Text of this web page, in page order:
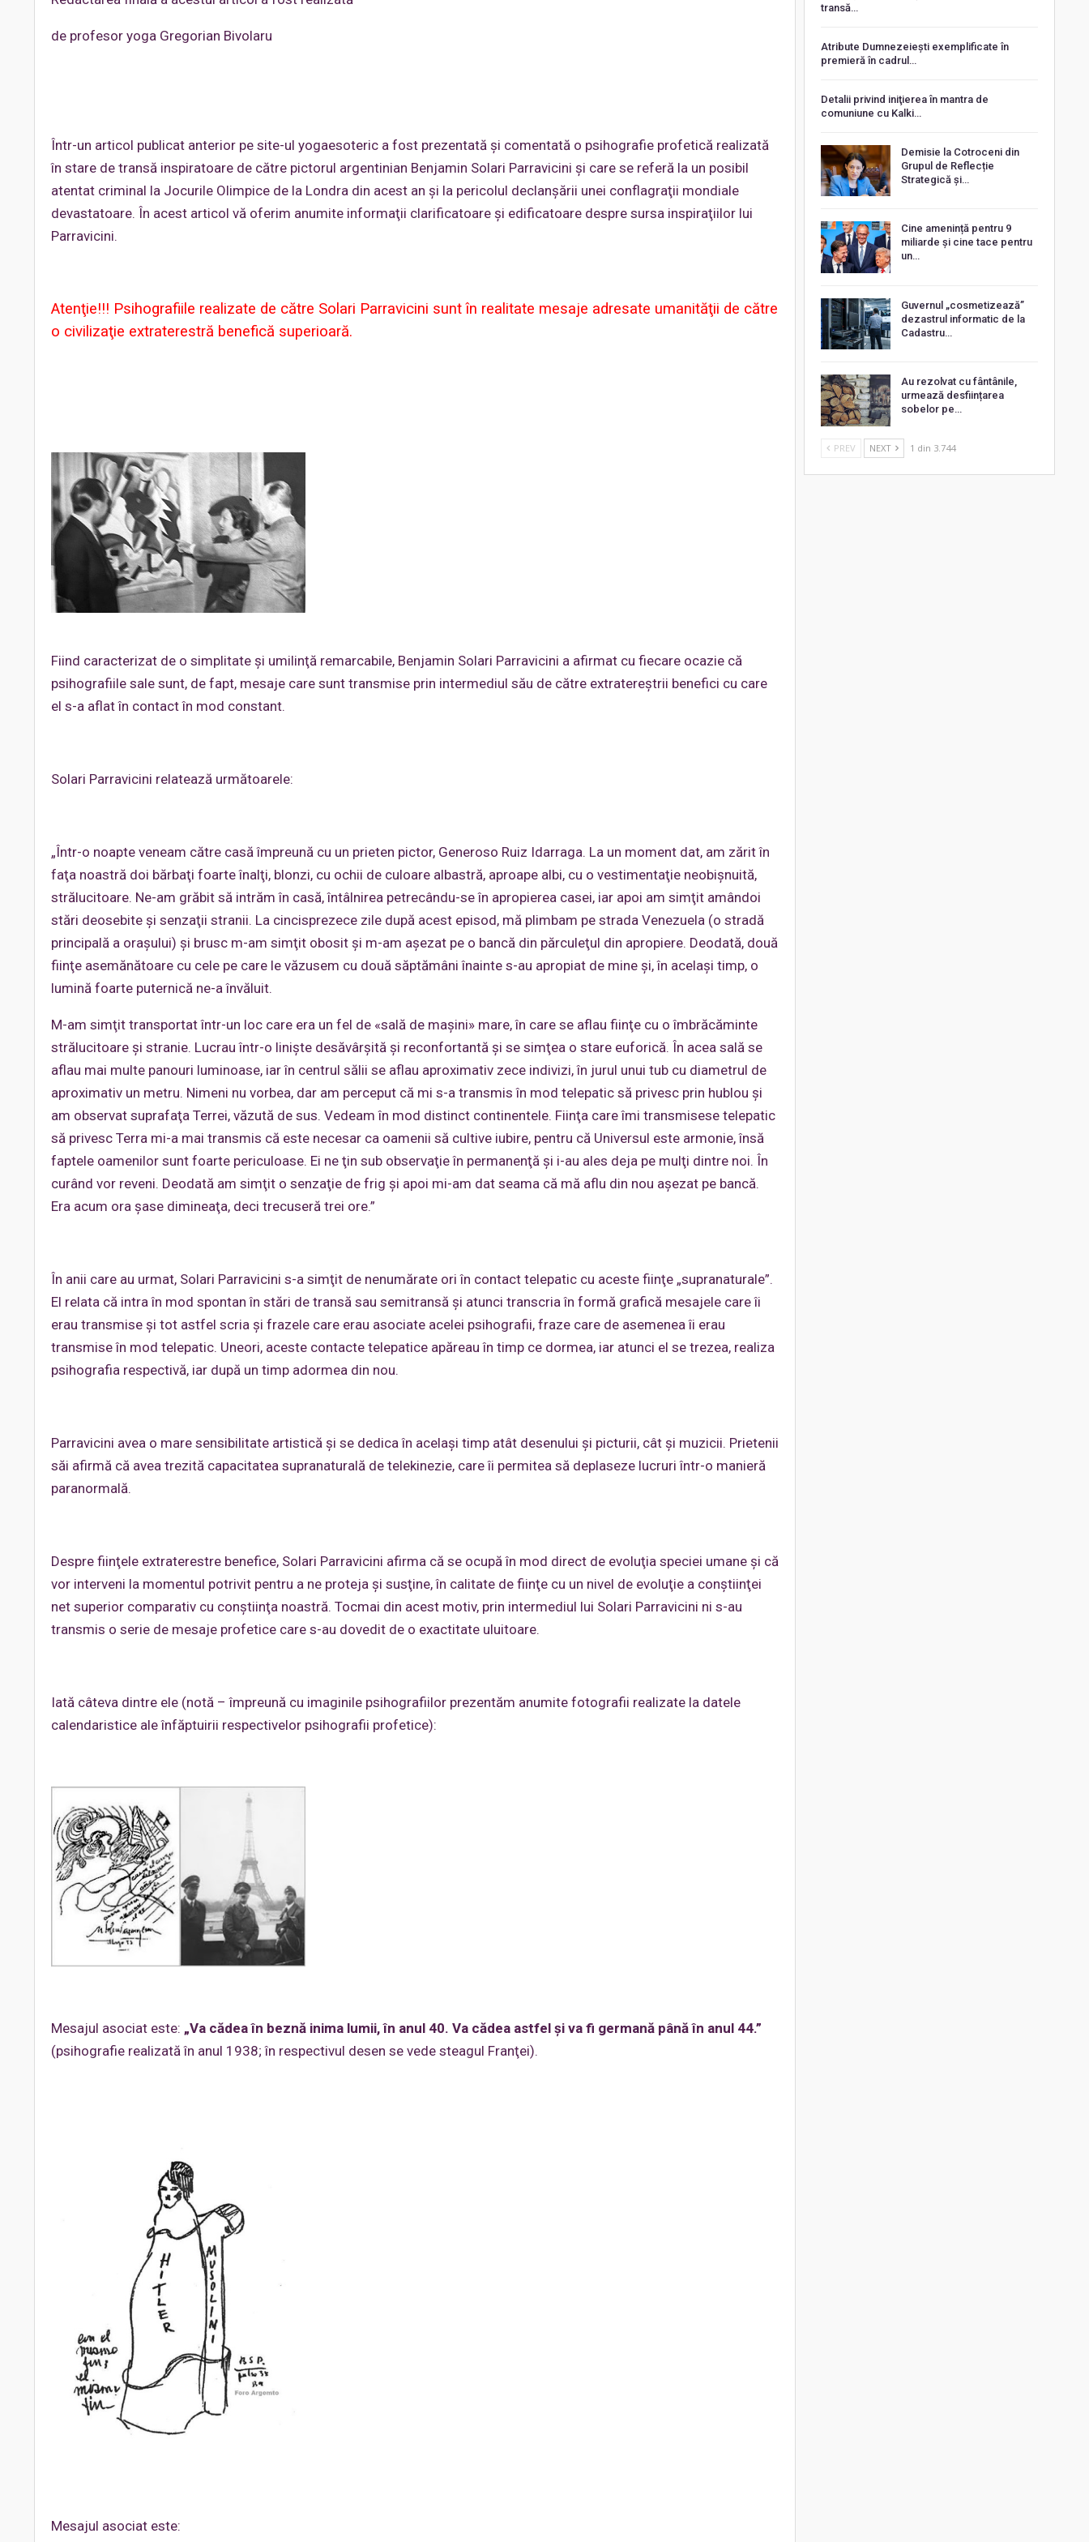
de profesor yoga Gregorian Bivolaru
Într-un articol publicat anterior pe site-ul yogaesoteric a fost prezentată şi comentată o psihografie profetică realizată
în stare de transă inspiratoare de către pictorul argentinian Benjamin Solari Parravicini şi care se referă la un posibil
atentat criminal la Jocurile Olimpice de la Londra din acest an şi la pericolul declanşării unei conflagraţii mondiale
devastatoare. În acest articol vă oferim anumite informaţii clarificatoare şi edificatoare despre sursa inspiraţiilor lui
Parravicini.
Atenţie!!! Psihografiile realizate de către Solari Parravicini sunt în realitate mesaje adresate umanităţii de către
o civilizaţie extraterestră benefică superioară.
Fiind caracterizat de o simplitate şi umilinţă remarcabile, Benjamin Solari Parravicini a afirmat cu fiecare ocazie că
psihografiile sale sunt, de fapt, mesaje care sunt transmise prin intermediul său de către extratereştrii benefici cu care
el s-a aflat în contact în mod constant.
Solari Parravicini relatează următoarele:
„Într-o noapte veneam către casă împreună cu un prieten pictor, Generoso Ruiz Idarraga. La un moment dat, am zărit în
faţa noastră doi bărbaţi foarte înalţi, blonzi, cu ochii de culoare albastră, aproape albi, cu o vestimentaţie neobişnuită,
strălucitoare. Ne-am grăbit să intrăm în casă, întâlnirea petrecându-se în apropierea casei, iar apoi am simţit amândoi
stări deosebite şi senzaţii stranii. La cincisprezece zile după acest episod, mă plimbam pe strada Venezuela (o stradă
principală a oraşului) şi brusc m-am simţit obosit şi m-am aşezat pe o bancă din părculeţul din apropiere. Deodată, două
fiinţe asemănătoare cu cele pe care le văzusem cu două săptămâni înainte s-au apropiat de mine şi, în acelaşi timp, o
lumină foarte puternică ne-a învăluit.
M-am simţit transportat într-un loc care era un fel de «sală de maşini» mare, în care se aflau fiinţe cu o îmbrăcăminte
strălucitoare şi stranie. Lucrau într-o linişte desăvârşită şi reconfortantă şi se simţea o stare euforică. În acea sală se
aflau mai multe panouri luminoase, iar în centrul sălii se aflau aproximativ zece indivizi, în jurul unui tub cu diametrul de
aproximativ un metru. Nimeni nu vorbea, dar am perceput că mi s-a transmis în mod telepatic să privesc prin hublou şi
am observat suprafaţa Terrei, văzută de sus. Vedeam în mod distinct continentele. Fiinţa care îmi transmisese telepatic
să privesc Terra mi-a mai transmis că este necesar ca oamenii să cultive iubire, pentru că Universul este armonie, însă
faptele oamenilor sunt foarte periculoase. Ei ne ţin sub observaţie în permanenţă şi i-au ales deja pe mulţi dintre noi. În
curând vor reveni. Deodată am simţit o senzaţie de frig şi apoi mi-am dat seama că mă aflu din nou aşezat pe bancă.
Era acum ora şase dimineaţa, deci trecuseră trei ore.”
În anii care au urmat, Solari Parravicini s-a simţit de nenumărate ori în contact telepatic cu aceste fiinţe „supranaturale”.
El relata că intra în mod spontan în stări de transă sau semitransă şi atunci transcria în formă grafică mesajele care îi
erau transmise şi tot astfel scria şi frazele care erau asociate acelei psihografii, fraze care de asemenea îi erau
transmise în mod telepatic. Uneori, aceste contacte telepatice apăreau în timp ce dormea, iar atunci el se trezea, realiza
psihografia respectivă, iar după un timp adormea din nou.
Parravicini avea o mare sensibilitate artistică şi se dedica în acelaşi timp atât desenului şi picturii, cât şi muzicii. Prietenii
săi afirmă că avea trezită capacitatea supranaturală de telekinezie, care îi permitea să deplaseze lucruri într-o manieră
paranormală.
Despre fiinţele extraterestre benefice, Solari Parravicini afirma că se ocupă în mod direct de evoluţia speciei umane şi că
vor interveni la momentul potrivit pentru a ne proteja şi susţine, în calitate de fiinţe cu un nivel de evoluţie a conştiinţei
net superior comparativ cu conştiinţa noastră. Tocmai din acest motiv, prin intermediul lui Solari Parravicini ni s-au
transmis o serie de mesaje profetice care s-au dovedit de o exactitate uluitoare.
Iată câteva dintre ele (notă – împreună cu imaginile psihografiilor prezentăm anumite fotografii realizate la datele
calendaristice ale înfăptuirii respectivelor psihografii profetice):
Mesajul asociat este: „Va cădea în beznă inima lumii, în anul 40. Va cădea astfel şi va fi germană până în anul 44.”
(psihografie realizată în anul 1938; în respectivul desen se vede steagul Franţei).
Mesajul asociat este:
transă…
Atribute Dumnezeiești exemplificate în
premieră în cadrul…
Detalii privind iniţierea în mantra de
comuniune cu Kalki…
Demisie la Cotroceni din
Grupul de Reflecție
Strategică și…
Cine amenință pentru 9
miliarde și cine tace pentru
un…
Guvernul „cosmetizează”
dezastrul informatic de la
Cadastru…
Au rezolvat cu fântânile,
urmează desființarea
sobelor pe…
PREV NEXT 1 din 3.744